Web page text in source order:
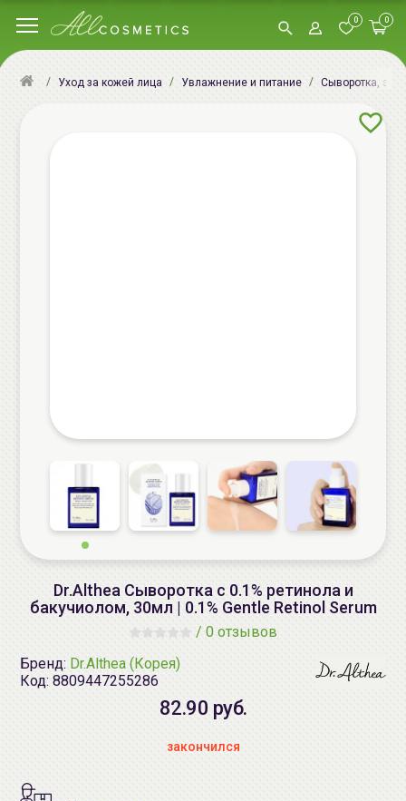
0 0
Уход за кожей лица Увлажнение и питание Сыворотка,
Dr.Althea Сыворотка с 0.1% ретинола и
бакучиолом, 30мл | 0.1% Gentle Retinol Serum
/ 0 отзывов
Бренд: Dr.Althea (Корея)
Код: 8809447255286
82.90 руб.
закончился